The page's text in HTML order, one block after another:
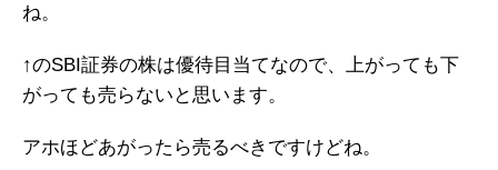
ね。
↑のSBI証券の株は優待目当てなので、上がっても下
がっても売らないと思います。
アホほどあがったら売るべきですけどね。